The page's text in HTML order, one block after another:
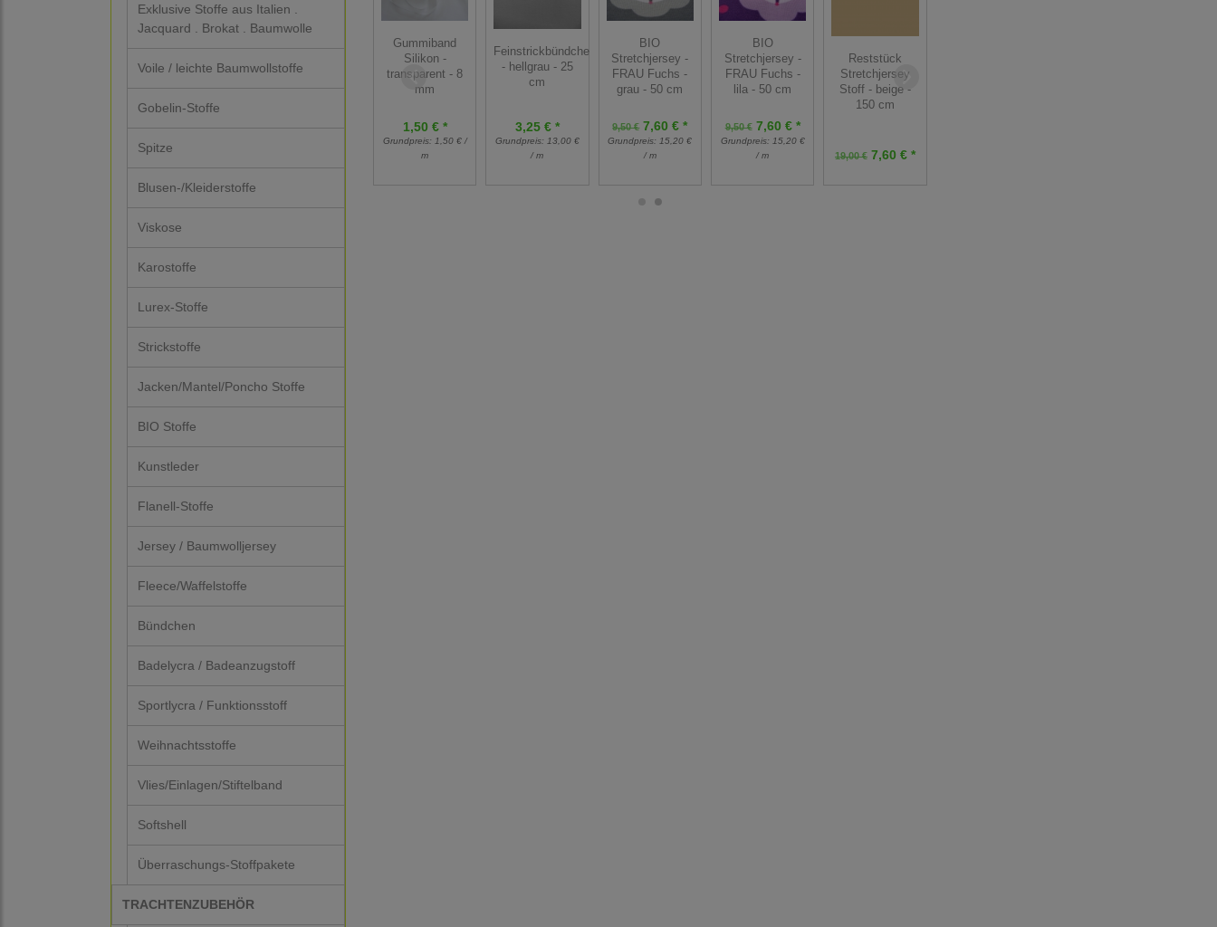
Exklusive Stoffe aus Italien .
Jacquard . Brokat . Baumwolle
Voile / leichte Baumwollstoffe
Gobelin-Stoffe
Spitze
Blusen-/Kleiderstoffe
Viskose
Karostoffe
Lurex-Stoffe
Strickstoffe
Jacken/Mantel/Poncho Stoffe
BIO Stoffe
Kunstleder
Flanell-Stoffe
Jersey / Baumwolljersey
Fleece/Waffelstoffe
Bündchen
Badelycra / Badeanzugstoff
Sportlycra / Funktionsstoff
Weihnachtsstoffe
Vlies/Einlagen/Stiftelband
Softshell
Überraschungs-Stoffpakete
TRACHTENZUBEHÖR
Gummiband
Silikon -
transparent - 8
mm
1,50 € *
Grundpreis: 1,50 € /
m
Feinstrickbündchen
- hellgrau - 25
cm
3,25 € *
Grundpreis: 13,00 €
/ m
BIO
Stretchjersey -
FRAU Fuchs -
grau - 50 cm
9,50 € 7,60 € *
Grundpreis: 15,20 €
/ m
BIO
Stretchjersey -
FRAU Fuchs -
lila - 50 cm
9,50 €7,60 € *
Grundpreis: 15,20 €
/ m
Reststück
Stretchjersey
Stoff - beige -
150 cm
19,00 €7,60 € *